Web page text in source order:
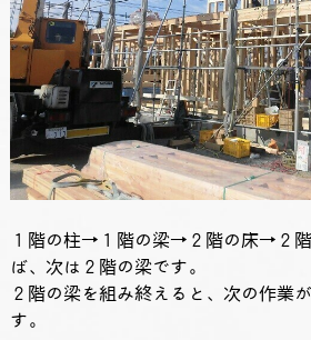
１階の柱→１階の梁→２階の床→２階
ば、次は２階の梁です。
２階の梁を組み終えると、次の作業
す。